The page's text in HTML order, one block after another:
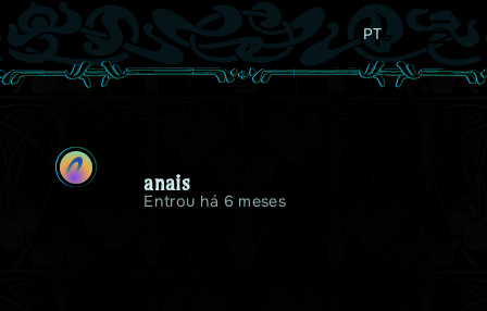
PT
A
anais
Entrou há 6 meses